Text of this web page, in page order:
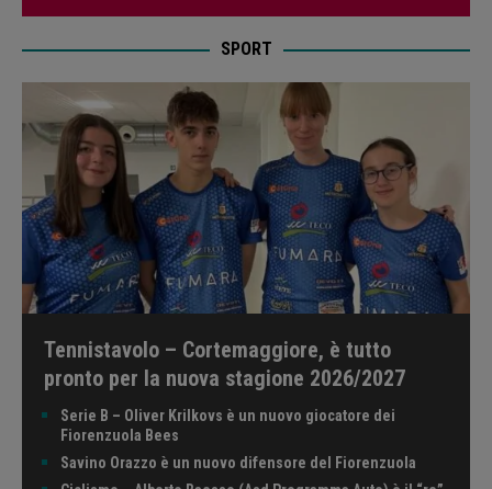
SPORT
Tennistavolo – Cortemaggiore, è tutto
pronto per la nuova stagione 2026/2027
Serie B – Oliver Krilkovs è un nuovo giocatore dei
Fiorenzuola Bees
Savino Orazzo è un nuovo difensore del Fiorenzuola